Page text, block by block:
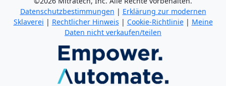
Datenschutzbestimmungen | Erklärung zur modernen
Sklaverei | Rechtlicher Hinweis | Cookie-Richtlinie| Meine
Daten nicht verkaufen/teilen